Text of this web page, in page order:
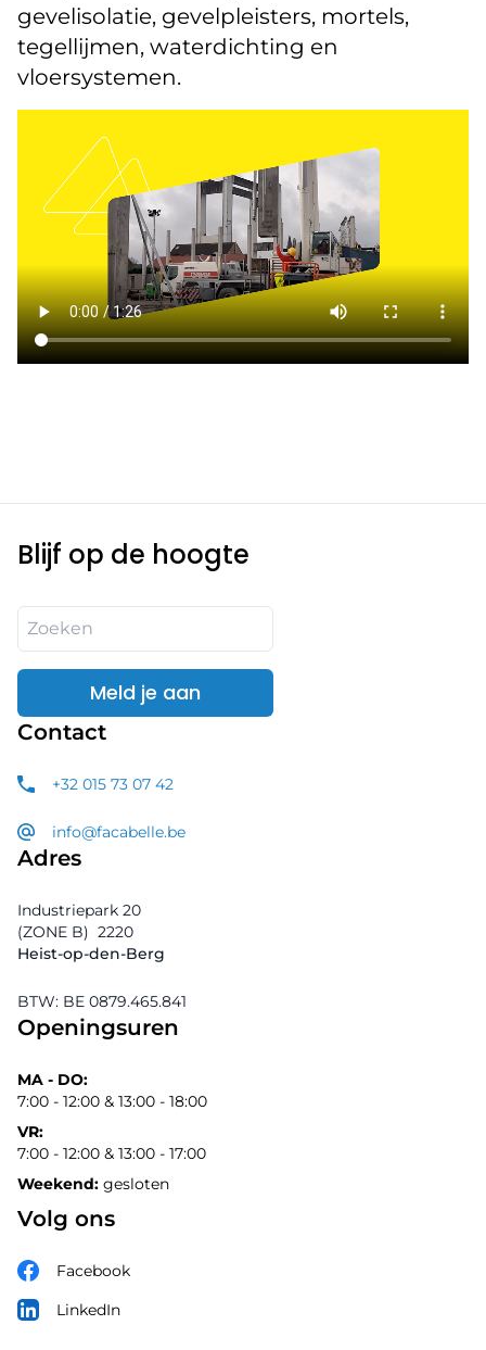
gevelisolatie, gevelpleisters, mortels,
tegellijmen, waterdichting en
vloersystemen.
Blijf op de hoogte
Meld je aan
Contact
+32 015 73 07 42
info@facabelle.be
Adres
Industriepark 20
(ZONE B) 2220
Heist-op-den-Berg
BTW: BE 0879.465.841
Openingsuren
MA - DO:
7:00 - 12:00 & 13:00 - 18:00
VR:
7:00 - 12:00 & 13:00 - 17:00
Weekend: gesloten
Volg ons
Facebook
LinkedIn